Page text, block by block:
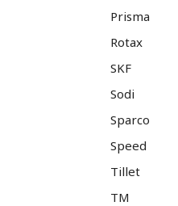
Prisma
Rotax
SKF
Sodi
Sparco
Speed
Tillet
TM